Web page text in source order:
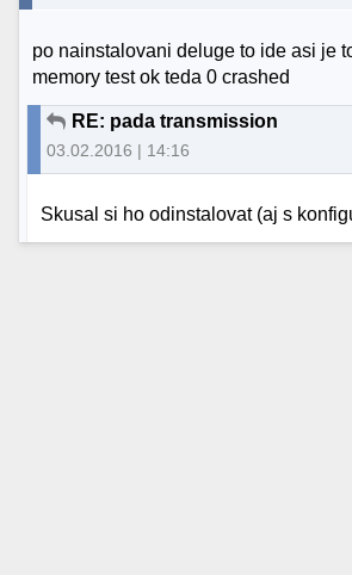
po nainstalovani deluge to ide asi je
memory test ok teda 0 crashed
RE: pada transmission
03.02.2016 | 14:16
Skusal si ho odinstalovat (aj s